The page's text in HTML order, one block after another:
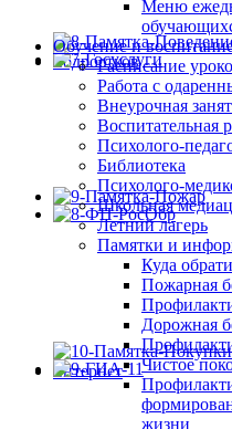
Меню
Обучение и
Расписание
Работа с
Внеурочная
Воспитательная
Психолого-
Библиотека
Психолого-
Школьная
Летний лагерь
Памятки и
Куда
Пожарная
Дорожная
Чистое
жизни